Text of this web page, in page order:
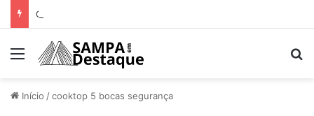
Menu
Início /cooktop 5 bocas segurança